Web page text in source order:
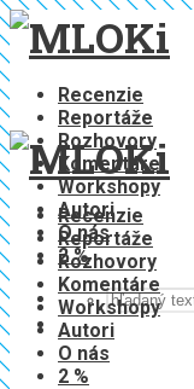
Recenzie
Reportáže
Rozhovory
Komentáre
Workshopy
Autori
O nás
2 %
Recenzie
Reportáže
Rozhovory
Komentáre
Workshopy
Autori
O nás
2 %